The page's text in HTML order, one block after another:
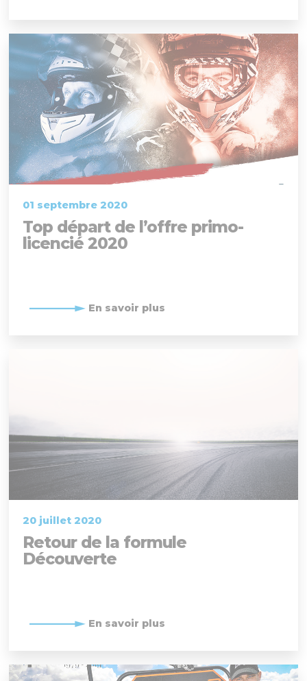
01 septembre 2020
Top départ de l’offre primo-
licencié 2020
En savoir plus
20 juillet 2020
Retour de la formule
Découverte
En savoir plus